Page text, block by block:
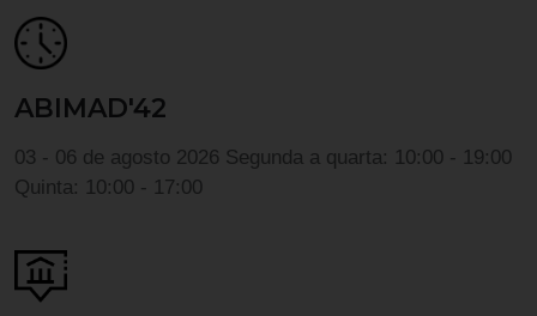
ABIMAD'42
03 - 06 de agosto 2026 Segunda a quarta: 10:00 - 19:00
Quinta: 10:00 - 17:00